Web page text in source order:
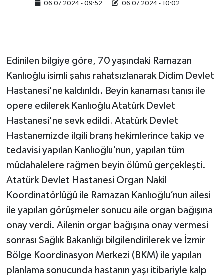
06.07.2024 - 09:52 06.07.2024 - 10:02
Edinilen bilgiye göre, 70 yaşındaki Ramazan
Kanlıoğlu isimli şahıs rahatsızlanarak Didim Devlet
Hastanesi'ne kaldırıldı. Beyin kanaması tanısı ile
opere edilerek Kanlıoğlu Atatürk Devlet
Hastanesi'ne sevk edildi. Atatürk Devlet
Hastanemizde ilgili branş hekimlerince takip ve
tedavisi yapılan Kanlıoğlu'nun, yapılan tüm
müdahalelere rağmen beyin ölümü gerçekleşti.
Atatürk Devlet Hastanesi Organ Nakil
Koordinatörlüğü ile Ramazan Kanlıoğlu’nun ailesi
ile yapılan görüşmeler sonucu aile organ bağışına
onay verdi. Ailenin organ bağışına onay vermesi
sonrası Sağlık Bakanlığı bilgilendirilerek ve İzmir
Bölge Koordinasyon Merkezi (BKM) ile yapılan
planlama sonucunda hastanın yaşı itibariyle kalp